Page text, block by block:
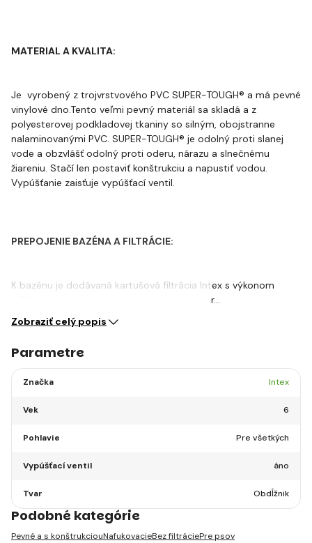
MATERIAL A KVALITA:
Je vyrobený z trojvrstvového PVC SUPER-TOUGH® a má pevné
vinylové dno.Tento veľmi pevný materiál sa skladá a z
polyesterovej podkladovej tkaniny so silným, obojstranne
nalaminovanými PVC. SUPER-TOUGH® je odolný proti slanej
vode a obzvlášť odolný proti oderu, nárazu a slnečnému
žiareniu. Stačí len postaviť konštrukciu a napustiť vodou.
Vypúšťanie zaisťuje vypúšťací ventil.
PREPOJENIE BAZÉNA A FILTRÁCIE:
K bazénu je dodávaná kartušová filtrácia Intex s výkonom
3,785 m3 / hod., Vrátane hadíc 2 ks(priemer…
Zobraziť celý popis
Parametre
Značka Intex
Vek 6
Pohlavie Pre všetkých
Vypúšťací ventil áno
Tvar Obdĺžnik
Podobné kategórie
Pevné a s konštrukciouNafukovacieBez filtráciePre psov